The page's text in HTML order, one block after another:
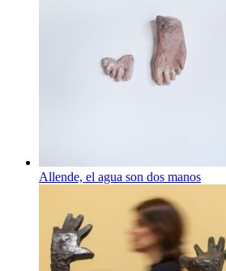
Allende, el agua son dos manos